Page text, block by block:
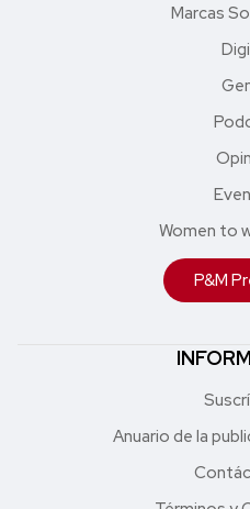
Marcas
Women to
P&M
Anuario de la